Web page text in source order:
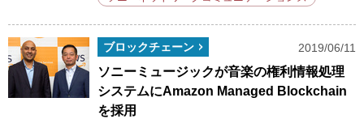
ブロックチェーン 2019/06/11
ソニーミュージックが音楽の権利情報処理
システムにAmazon Managed Blockchain
を採用